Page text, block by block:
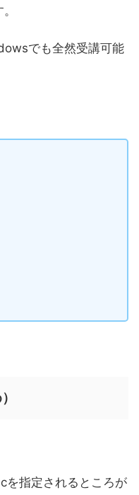
でも全然受講可能
を指定されるところが